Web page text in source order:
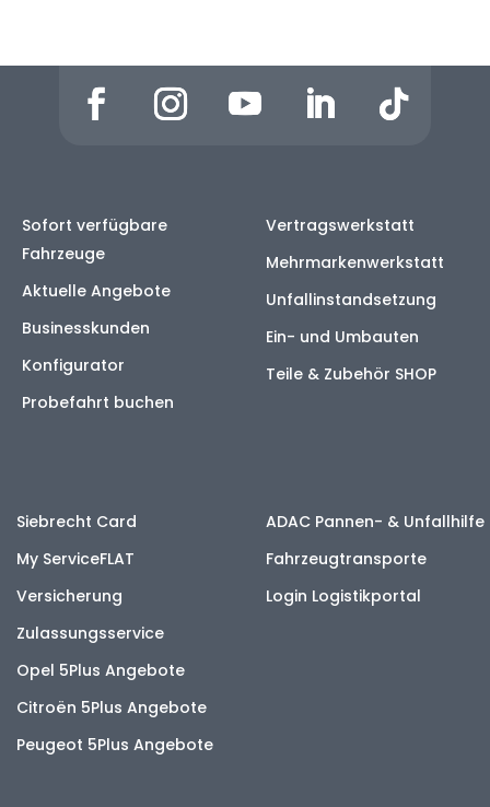
Sofort verfügbare
Fahrzeuge
Aktuelle Angebote
Businesskunden
Konfigurator
Probefahrt buchen
Vertragswerkstatt
Mehrmarkenwerkstatt
Unfallinstandsetzung
Ein- und Umbauten
Teile & Zubehör SHOP
Siebrecht Card
My ServiceFLAT
Versicherung
Zulassungsservice
Opel 5Plus Angebote
Citroën 5Plus Angebote
Peugeot 5Plus Angebote
ADAC Pannen- & Unfallhilfe
Fahrzeugtransporte
Login Logistikportal